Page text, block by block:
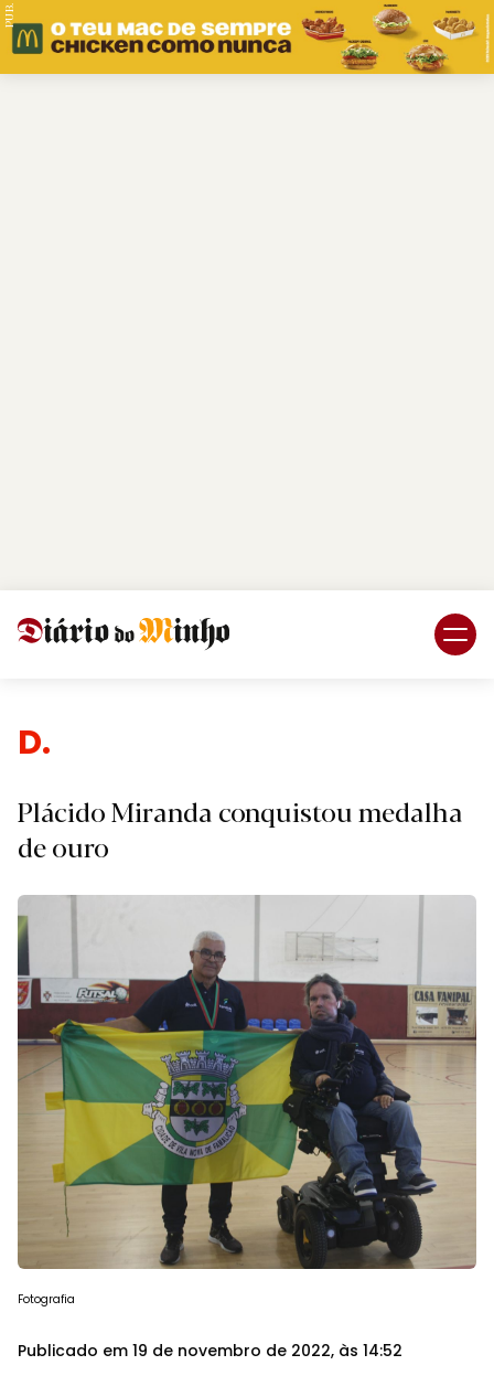
PUB.
Despo
Plácido Miranda conquistou medalha
de ouro
Fotografia
Publicado em 19 de novembro de 2022, às 14:52